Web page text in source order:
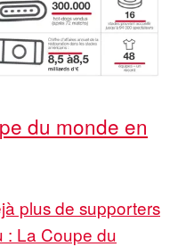
du monde en
plus de supporters
: La Coupe du